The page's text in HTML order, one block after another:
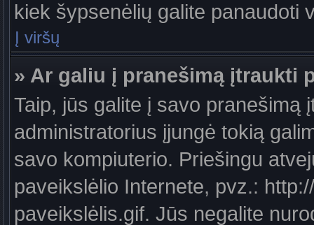
kiek šypsenėlių galite panaudoti
Į viršų
» Ar galiu į pranešimą įtraukti
Taip, jūs galite į savo pranešimą
administratorius įjungė tokią
savo kompiuterio. Priešingu
paveikslėlio Internete, pvz.:
paveikslėlis.gif. Jūs negalite